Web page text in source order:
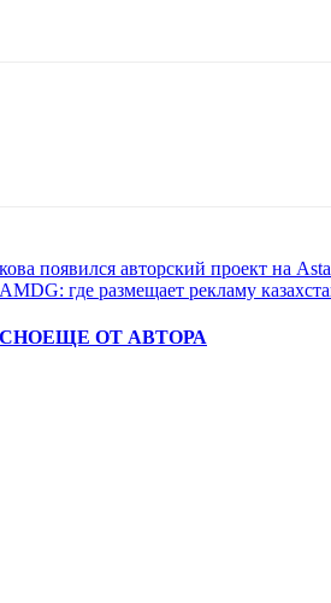
появился авторский проект на
где размещает рекламу
ЕЩЕ ОТ АВТОРА